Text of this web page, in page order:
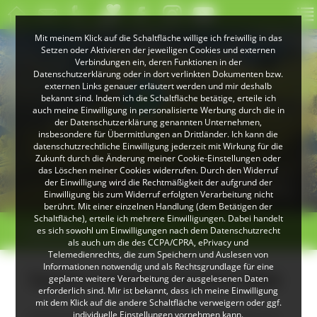
Schwarzwaldlandschaft
© Jürgen Gocke
Waldkauz
© VDN-Fotoportal/Petra Küster
Übersicht>
Termin Feldberg-Putzete 2024
Mit meinem Klick auf die Schaltfläche willige ich freiwillig in das
Setzen oder Aktivieren der jeweiligen Cookies und externen
Verbindungen ein, deren Funktionen in der
Datenschutzerklärung oder in dort verlinkten Dokumenten bzw.
externen Links genauer erläutert werden und mir deshalb
bekannt sind. Indem ich die Schaltfläche betätige, erteile ich
auch meine Einwilligung in personalisierte Werbung durch die in
der Datenschutzerklärung genannten Unternehmen,
insbesondere für Übermittlungen an Drittländer. Ich kann die
datenschutzrechtliche Einwilligung jederzeit mit Wirkung für die
Zukunft durch die Änderung meiner Cookie-Einstellungen oder
das Löschen meiner Cookies widerrufen. Durch den Widerruf
der Einwilligung wird die Rechtmäßigkeit der aufgrund der
Einwilligung bis zum Widerruf erfolgten Verarbeitung nicht
berührt. Mit einer einzelnen Handlung (dem Betätigen der
Schaltfläche), erteile ich mehrere Einwilligungen. Dabei handelt
es sich sowohl um Einwilligungen nach dem Datenschutzrecht
als auch um die des CCPA/CPRA, ePrivacy und
Telemedienrechts, die zum Speichern und Auslesen von
Informationen notwendig und als Rechtsgrundlage für eine
geplante weitere Verarbeitung der ausgelesenen Daten
erforderlich sind. Mir ist bekannt, dass ich meine Einwilligung
mit dem Klick auf die andere Schaltfläche verweigern oder ggf.
individuelle Einstellungen vornehmen kann.